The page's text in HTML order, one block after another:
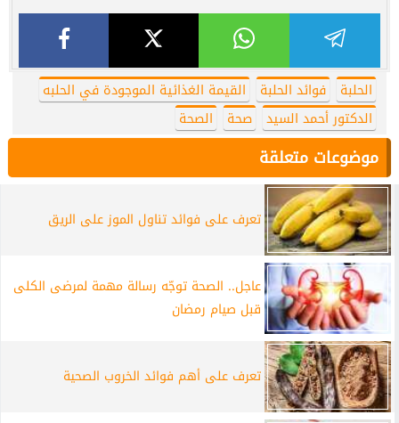
الحلبة فوائد الحلبة
القيمة الغذائية الموجودة في الحلبه
الدكتور أحمد السيد
صحة الصحة
موضوعات متعلقة
تعرف على فوائد تناول الموز على الريق
عاجل.. الصحة توجّه رسالة مهمة لمرضى الكلى
قبل صيام رمضان
تعرف على أهم فوائد الخروب الصحية